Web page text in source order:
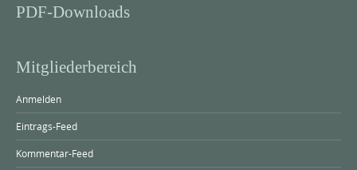
PDF-Downloads
Mitgliederbereich
Anmelden
Eintrags-Feed
Kommentar-Feed